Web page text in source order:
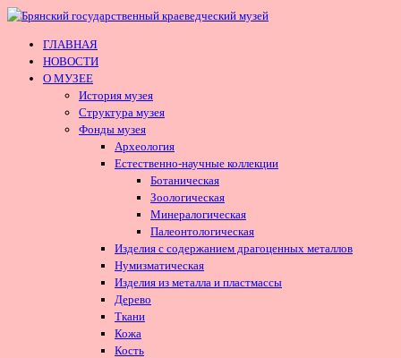
ГЛАВНАЯ
НОВОСТИ
О МУЗЕЕ
История музея
Структура музея
Фонды музея
Археология
Естественно-научные коллекции
Ботаническая
Зоологическая
Минералогическая
Палеонтологическая
Изделия с содержанием драгоценных металлов
Нумизматическая
Изделия из металла и пластмассы
Дерево
Ткани
Кожа
Кость